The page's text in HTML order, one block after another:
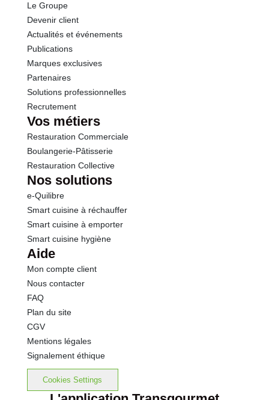
Le Groupe
Devenir client
Actualités et événements
Publications
Marques exclusives
Partenaires
Solutions professionnelles
Recrutement
Vos métiers
Restauration Commerciale
Boulangerie-Pâtisserie
Restauration Collective
Nos solutions
e-Quilibre
Smart cuisine à réchauffer
Smart cuisine à emporter
Smart cuisine hygiène
Aide
Mon compte client
Nous contacter
FAQ
Plan du site
CGV
Mentions légales
Signalement éthique
Cookies Settings